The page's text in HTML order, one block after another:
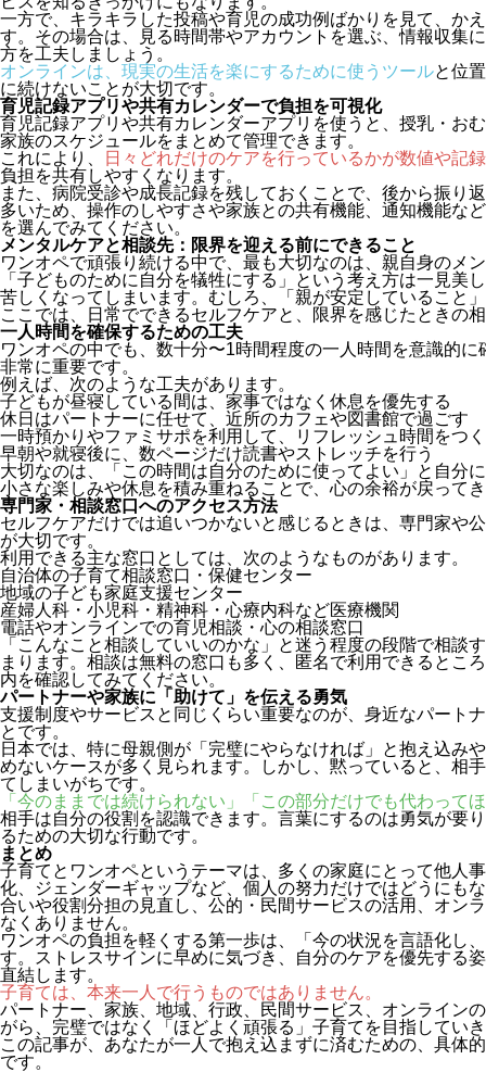
一方で、キラキラした投稿や育児の成功例ばかりを見て、か
す。その場合は、見る時間帯やアカウントを選ぶ、情報収集
方を工夫しましょう。
オンラインは、現実の生活を楽にするために使うツールと位
に続けないことが大切です。
育児記録アプリや共有カレンダーで負担を可視化
育児記録アプリや共有カレンダーアプリを使うと、授乳・お
家族のスケジュールをまとめて管理できます。
これにより、
日々どれだけのケアを行っているかが数値や記
負担を共有しやすくなります。
また、病院受診や成長記録を残しておくことで、後から振り
多いため、操作のしやすさや家族との共有機能、通知機能な
を選んでみてください。
メンタルケアと相談先：限界を迎える前にできること
ワンオペで頑張り続ける中で、最も大切なのは、親自身のメ
「子どものために自分を犠牲にする」という考え方は一見美
苦しくなってしまいます。むしろ、「親が安定していること
ここでは、日常でできるセルフケアと、限界を感じたときの
一人時間を確保するための工夫
ワンオペの中でも、数十分〜1時間程度の一人時間を意識的
非常に重要です。
例えば、次のような工夫があります。
子どもが昼寝している間は、家事ではなく休息を優先する
休日はパートナーに任せて、近所のカフェや図書館で過ごす
一時預かりやファミサポを利用して、リフレッシュ時間をつ
早朝や就寝後に、数ページだけ読書やストレッチを行う
大切なのは、「この時間は自分のために使ってよい」と自分
小さな楽しみや休息を積み重ねることで、心の余裕が戻って
専門家・相談窓口へのアクセス方法
セルフケアだけでは追いつかないと感じるときは、専門家や
が大切です。
利用できる主な窓口としては、次のようなものがあります。
自治体の子育て相談窓口・保健センター
地域の子ども家庭支援センター
産婦人科・小児科・精神科・心療内科など医療機関
電話やオンラインでの育児相談・心の相談窓口
「こんなこと相談していいのかな」と迷う程度の段階で相談
まります。相談は無料の窓口も多く、匿名で利用できるとこ
内を確認してみてください。
パートナーや家族に「助けて」を伝える勇気
支援制度やサービスと同じくらい重要なのが、身近なパート
とです。
日本では、特に母親側が「完璧にやらなければ」と抱え込み
めないケースが多く見られます。しかし、黙っていると、相
てしまいがちです。
「今のままでは続けられない」「この部分だけでも代わって
相手は自分の役割を認識できます。言葉にするのは勇気が要
るための大切な行動です。
まとめ
子育てとワンオペというテーマは、多くの家庭にとって他人
化、ジェンダーギャップなど、個人の努力だけではどうにも
合いや役割分担の見直し、公的・民間サービスの活用、オン
なくありません。
ワンオペの負担を軽くする第一歩は、「今の状況を言語化し
す。ストレスサインに早めに気づき、自分のケアを優先する
直結します。
子育ては、本来一人で行うものではありません。
パートナー、家族、地域、行政、民間サービス、オンライン
がら、完璧ではなく「ほどよく頑張る」子育てを目指してい
この記事が、あなたが一人で抱え込まずに済むための、具体
です。